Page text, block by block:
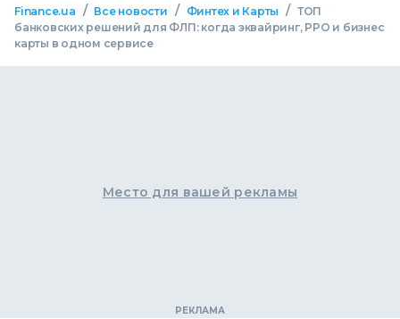
Finance.ua / Все новости / Финтех и Карты / ТОП
банковских решений для ФЛП: когда эквайринг, РРО и бизнес
карты в одном сервисе
Место для вашей рекламы